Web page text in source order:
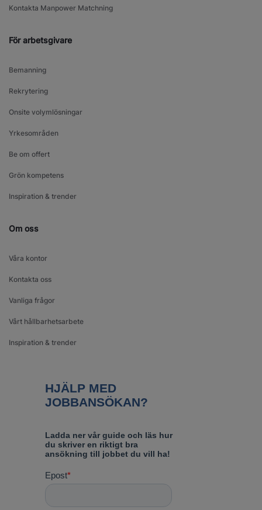
Kontakta Manpower Matchning
För arbetsgivare
Bemanning
Rekrytering
Onsite volymlösningar
Yrkesområden
Be om offert
Grön kompetens
Inspiration & trender
Om oss
Våra kontor
Kontakta oss
Vanliga frågor
Vårt hållbarhetsarbete
Inspiration & trender